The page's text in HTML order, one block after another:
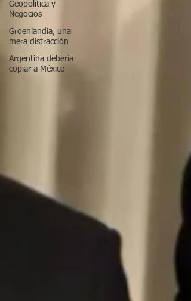
Geopolítica y
Negocios
Groenlandia, una
mera distracción
Argentina debería
copiar a México